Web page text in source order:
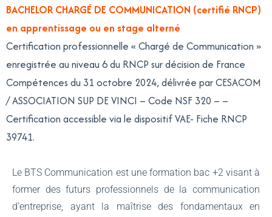
BACHELOR CHARGÉ DE COMMUNICATION (certifié RNCP)
en apprentissage ou en stage alterné
Certification professionnelle « Chargé de Communication »
enregistrée au niveau 6 du RNCP sur décision de France
Compétences du 31 octobre 2024, délivrée par CESACOM
/ ASSOCIATION SUP DE VINCI – Code NSF 320 – –
Certification accessible via le dispositif VAE- Fiche RNCP
39741.
Le BTS Communication est une formation bac +2 visant à
former des futurs professionnels de la communication
d’entreprise, ayant la maîtrise des fondamentaux en